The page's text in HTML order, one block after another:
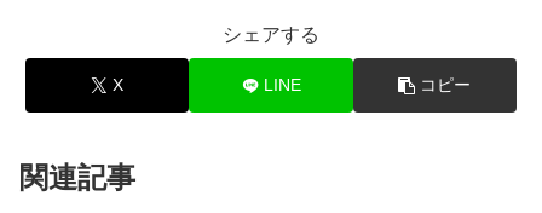
シェアする
X LINE コピー
関連記事